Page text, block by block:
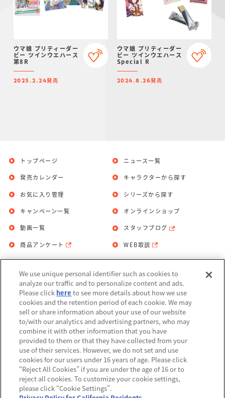
ウマ娘 プリティーダー
ビー ツインウエハース
第8R
2025.2.24発売
ウマ娘 プリティーダー
ビー ツインウエハース
Special R
2024.8.26発売
トップページ
発売カレンダー
お気に入り管理
ニュース一覧
キャラクターから探す
シリーズから探す
キャンペーン一覧
動画一覧
商品アンケート
オンラインショップ
スタッフブログ
WEB取説
お問い合わせ 個人情報保護方針
利用規約
Do Not Sell or Share My Personal
Information
アレルギー情報
We use unique personal identifier such as cookies to
analyze our traffic and to personalize content and ads.
Please click here to see more details about how we use
cookies and the retention period of each cookie. We may
sell or share information about your use of our website
to/with our analytics and advertising partners, who may
combine it with other information that you have
provided to them or that they have collected from your
use of their services. However, we do not set and use
cookies for our users under 16 years of age. Please click
“Reject All Cookies” if you are under the age of 16 or to
reject all cookies. To customize your cookie settings,
please click “Cookie Settings”.